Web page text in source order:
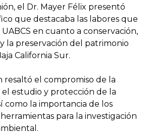
el Dr. Mayer Félix presentó
que destacaba las labores que
en cuanto a conservación,
la preservación del patrimonio
California Sur.
resaltó el compromiso de la
estudio y protección de la
como la importancia de los
para la investigación